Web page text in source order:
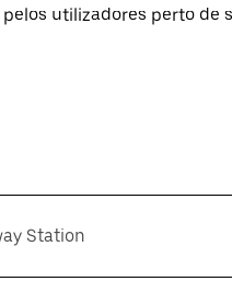
utilizadores perto de
Station